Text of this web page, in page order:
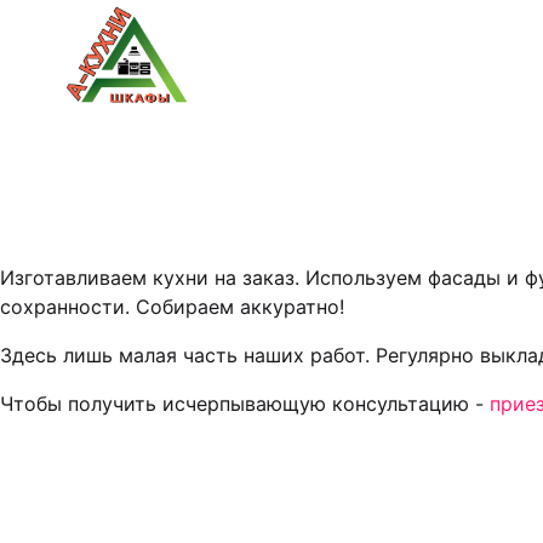
Изготавливаем кухни на заказ. Используем фасады
сохранности. Собираем аккуратно!
Здесь лишь малая часть наших работ. Регулярно
Чтобы получить исчерпывающую консультацию -